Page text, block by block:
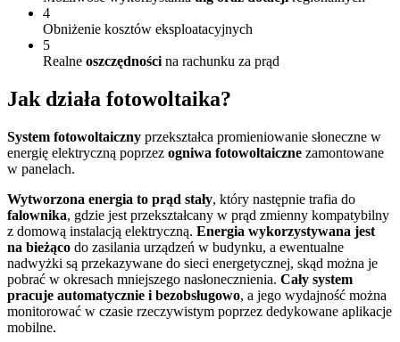
4
Obniżenie kosztów eksploatacyjnych
5
Realne oszczędności na rachunku za prąd
Jak działa fotowoltaika?
System fotowoltaiczny przekształca promieniowanie słoneczne w
energię elektryczną poprzez ogniwa fotowoltaiczne zamontowane
w panelach.
Wytworzona energia to prąd stały, który następnie trafia do
falownika, gdzie jest przekształcany w prąd zmienny kompatybilny
z domową instalacją elektryczną. Energia wykorzystywana jest
na bieżąco do zasilania urządzeń w budynku, a ewentualne
nadwyżki są przekazywane do sieci energetycznej, skąd można je
pobrać w okresach mniejszego nasłonecznienia. Cały system
pracuje automatycznie i bezobsługowo, a jego wydajność można
monitorować w czasie rzeczywistym poprzez dedykowane aplikacje
mobilne.